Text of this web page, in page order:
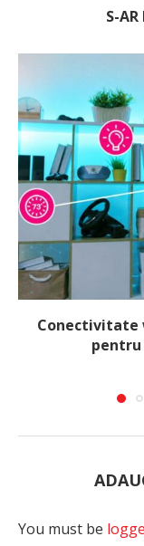
S-AR
Conectivitate
You must be